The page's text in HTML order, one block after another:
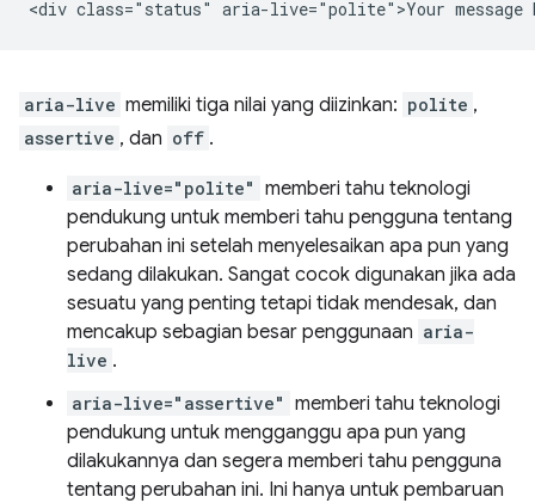
aria-live memiliki tiga nilai yang diizinkan: polite ,
assertive , dan off .
aria-live="polite" memberi tahu teknologi
pendukung untuk memberi tahu pengguna tentang
perubahan ini setelah menyelesaikan apa pun yang
sedang dilakukan. Sangat cocok digunakan jika ada
sesuatu yang penting tetapi tidak mendesak, dan
mencakup sebagian besar penggunaan aria-
live .
aria-live="assertive" memberi tahu teknologi
pendukung untuk mengganggu apa pun yang
dilakukannya dan segera memberi tahu pengguna
tentang perubahan ini. Ini hanya untuk pembaruan